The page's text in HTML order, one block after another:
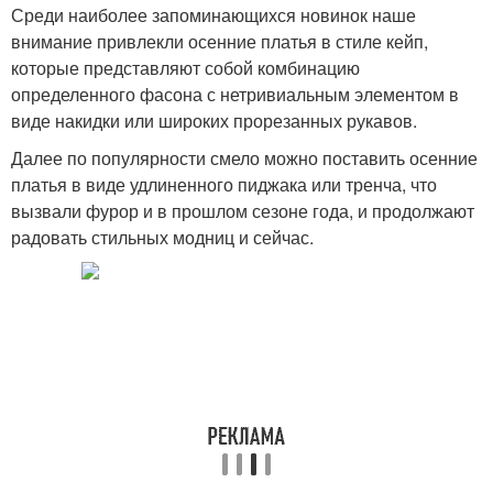
Среди наиболее запоминающихся новинок наше
внимание привлекли осенние платья в стиле кейп,
которые представляют собой комбинацию
определенного фасона с нетривиальным элементом в
виде накидки или широких прорезанных рукавов.
Далее по популярности смело можно поставить осенние
платья в виде удлиненного пиджака или тренча, что
вызвали фурор и в прошлом сезоне года, и продолжают
радовать стильных модниц и сейчас.